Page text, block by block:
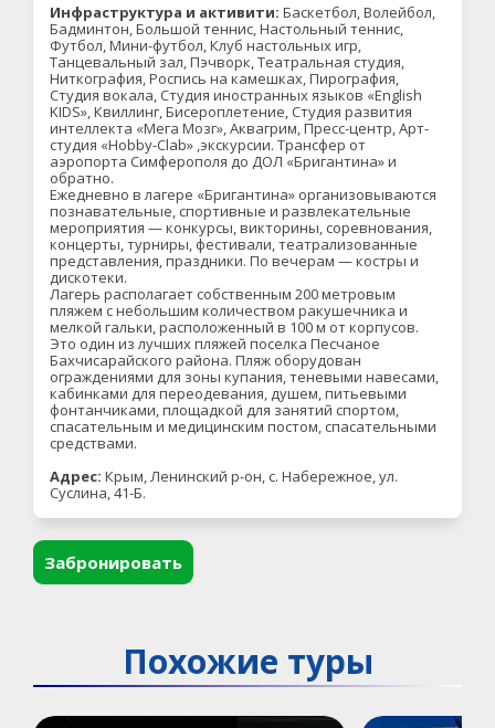
Инфраструктура и активити: Баскетбол, Волейбол,
Бадминтон, Большой теннис, Настольный теннис,
Футбол, Мини-футбол, Клуб настольных игр,
Танцевальный зал, Пэчворк, Театральная студия,
Ниткография, Роспись на камешках, Пирография,
Студия вокала, Студия иностранных языков «English
KIDS», Квиллинг, Бисероплетение, Студия развития
интеллекта «Мега Мозг», Аквагрим, Пресс-центр, Арт-
студия «Hobby-Clab» ,экскурсии. Трансфер от
аэропорта Симферополя до ДОЛ «Бригантина» и
обратно.
Ежедневно в лагере «Бригантина» организовываются
познавательные, спортивные и развлекательные
мероприятия — конкурсы, викторины, соревнования,
концерты, турниры, фестивали, театрализованные
представления, праздники. По вечерам — костры и
дискотеки.
Лагерь располагает собственным 200 метровым
пляжем с небольшим количеством ракушечника и
мелкой гальки, расположенный в 100 м от корпусов.
Это один из лучших пляжей поселка Песчаное
Бахчисарайского района. Пляж оборудован
ограждениями для зоны купания, теневыми навесами,
кабинками для переодевания, душем, питьевыми
фонтанчиками, площадкой для занятий спортом,
спасательным и медицинским постом, спасательными
средствами.
Адрес: Крым, Ленинский р-он, с. Набережное, ул.
Суслина, 41-Б.
Забронировать
Похожие туры